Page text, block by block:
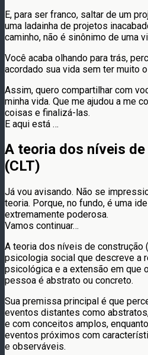
E, para ser franco, saltar de um
uma ladainha de projetos
caminho, não é sinônimo de uma
Você acaba olhando para trás,
acordado sua vida sem ter muito
Assim, quero compartilhar com
minha vida. Que me ajudou a me
coisas e finalizá-las.
E aqui está …
A teoria dos níveis
(CLT)
Já vou avisando. Não se
teoria. Porque, no fundo, é uma
extremamente poderosa.
Vamos continuar…
A teoria dos níveis de construção
psicologia social que descreve a
psicológica e a extensão em que
pessoa é abstrato ou concreto.
Sua premissa principal é que
eventos distantes como
​​e com conceitos amplos,
eventos próximos com
e observáveis.